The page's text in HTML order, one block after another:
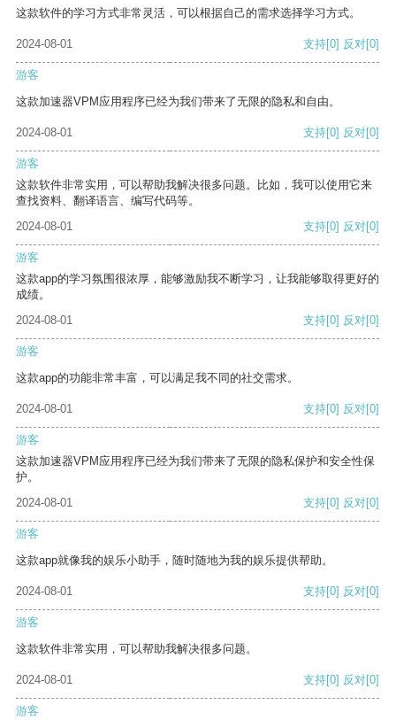
这款软件的学习方式非常灵活，可以根据自己的需求选择学习方式。
2024-08-01 支持[0] 反对[0]
游客
这款加速器VPM应用程序已经为我们带来了无限的隐私和自由。
2024-08-01 支持[0] 反对[0]
游客
这款软件非常实用，可以帮助我解决很多问题。比如，我可以使用它来
查找资料、翻译语言、编写代码等。
2024-08-01
支持[0] 反对[0]
游客
这款app的学习氛围很浓厚，能够激励我不断学习，让我能够取得更好的
成绩。
2024-08-01
支持[0] 反对[0]
游客
这款app的功能非常丰富，可以满足我不同的社交需求。
2024-08-01 支持[0] 反对[0]
游客
这款加速器VPM应用程序已经为我们带来了无限的隐私保护和安全性保
护。
2024-08-01
支持[0] 反对[0]
游客
这款app就像我的娱乐小助手，随时随地为我的娱乐提供帮助。
2024-08-01 支持[0] 反对[0]
游客
这款软件非常实用，可以帮助我解决很多问题。
2024-08-01 支持[0] 反对[0]
游客